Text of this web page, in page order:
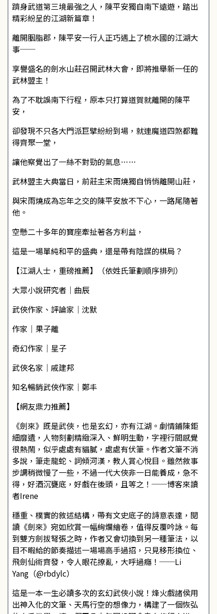
躋身武道第三境最強之人，陳平安獨自南下遠遊，踏出
精彩紛呈的江湖新篇章！
離開胭脂郡，陳平安一行人正巧遇上了梳水國的江湖大
事──
享譽盛名的劍水山莊召開武林大會，即將推舉新一任的
武林盟主！
為了不耽誤南下行程，原本只打算道賀就離開的陳平
安，
卻發現不只各大門派巨擘紛紛到場，就連魔道四煞都難
得齊聚一堂，
讓他察覺出了一絲不對勁的氣息……
武林盟主大典當日，前莊主宋雨燒獨自悄悄離開山莊，
與宋雨燒成為忘年之交的陳平安放不下心，一路尾隨著
他。
空懸二十多年的寶座牽扯著各方利益，
這是一場單純和平的盛典，還是帶有陰謀的棋局？
【江湖人士，重磅推薦】（依姓氏筆劃順序排列）
大眾小說研究者｜曲辰
武俠作家、評論家｜沈默
作家｜果子離
奇幻作家｜星子
武俠名家｜戚建邦
知名暢銷武俠作家｜鄭丰
【網友鼎力推薦】
《劍來》既是武俠，也是玄幻，亦有江湖。劇情鋪陳鉅
細靡遺，人物刻劃精緻深入、鮮明生動，字裡行間感覺
很熱鬧，似乎處處有貓膩，處處有伏筆。作者文筆不消
多說，筆走龍蛇、詞傾河漢，教人賞心悅目。雖然敘事
步調稍微慢了一些，不過一代大俠非一日能養成，急不
得，好酒沉甕底，好戲在後頭，且等之！──博客來讀
者Irene
穩重、樸實的敘述結構，帶有文史底子的詩意表達，閱
讀《劍來》宛如欣賞一幅絢爛繪卷，值得反覆吟詠。每
到雙方劍拔弩張之時，作者又會切換到另一種筆法，以
目不暇給的節奏描述一場場高手過招，只見移形換位、
飛劍仙術齊發，令人眼花撩亂，大呼過癮！──Li
Yang（@rbdylc）
這是一本一生必讀多次的玄幻武俠小說！烽火戲諸侯用
出神入化的文筆、天馬行空的想像力，構建了一個恢弘